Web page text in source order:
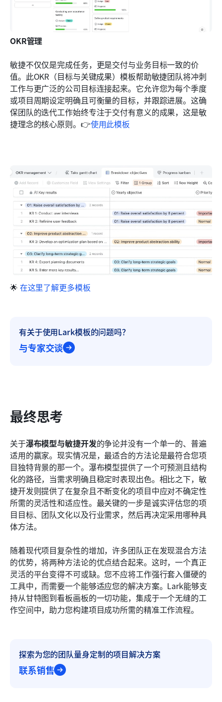
OKR管理
敏捷不仅仅是完成任务，更是交付与业务目标一致的价
值。此OKR（目标与关键成果）模板帮助敏捷团队将冲刺
工作与更广泛的公司目标连接起来。它允许您为每个季度
或项目周期设定明确且可衡量的目标，并跟踪进展。这确
保团队的迭代工作始终专注于交付有意义的成果，这是敏
捷理念的核心原则。👉使用此模板
🌟 在这里了解更多模板
有关于使用Lark模板的问题吗？
与专家交谈
最终思考
关于瀑布模型与敏捷开发的争论并没有一个单一的、普遍
适用的赢家。现实情况是，最适合的方法论是最符合您项
目独特背景的那一个。瀑布模型提供了一个可预测且结构
化的路径，当需求明确且稳定时表现出色。相比之下，敏
捷开发则提供了在复杂且不断变化的项目中应对不确定性
所需的灵活性和适应性。最关键的一步是诚实评估您的项
目目标、团队文化以及行业需求，然后再决定采用哪种具
体方法。
随着现代项目复杂性的增加，许多团队正在发现混合方法
的优势，将两种方法论的优点结合起来。这时，一个真正
灵活的平台变得不可或缺。您不应将工作强行套入僵硬的
工具中，而需要一个能够适应您的解决方案。Lark能够支
持从甘特图到看板画板的一切功能，集成于一个无缝的工
作空间中，助力您构建项目成功所需的精准工作流程。
探索为您的团队量身定制的项目解决方案
联系销售